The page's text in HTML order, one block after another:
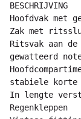
BESCHRIJVING
Hoofdvak met
Zak met
Ritsvak aan
gewatteerd
stabiele korte
In lengte
Regenkleppen